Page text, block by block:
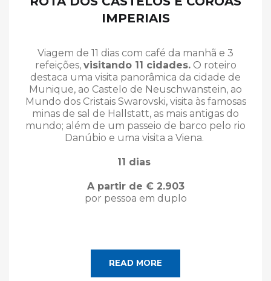
IMPERIAIS
Viagem de 11 dias com café da manhã e 3
refeições, visitando 11 cidades.O roteiro
destaca uma visita panorâmica da cidade de
Munique, ao Castelo de Neuschwanstein, ao
Mundo dos Cristais Swarovski, visita às famosas
minas de sal de Hallstatt, as mais antigas do
mundo; além de um passeio de barco pelo rio
Danúbio e uma visita a Viena.
11 dias
A partir de € 2.903
por pessoa em duplo
READ MORE